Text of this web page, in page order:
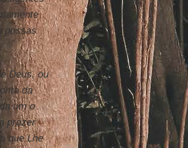
possas
Deus, ou
da
um o
prazer
que Lhe